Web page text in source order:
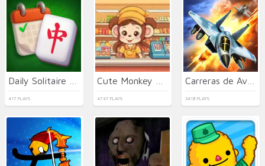
417 PLAYS 4747 PLAYS
Carreras de Aviones de Combate a Reacción
3418 PLAYS